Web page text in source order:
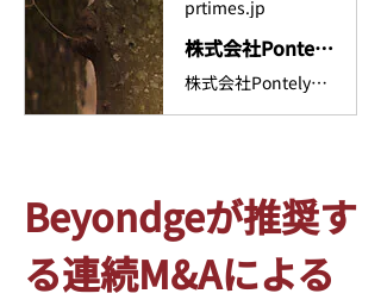
prtimes.jp
株式会社Pontely、ペットフード「Wolf Insight™」事業譲受に関するお知らせ
株式会社Pontelyのプレスリリース（2023年12月29日 14時00分）株式会社Pontely、ペットフード「Wolf Insight™」事業譲受に関するお知らせ
Beyondgeが推奨す
る連続M&Aによる